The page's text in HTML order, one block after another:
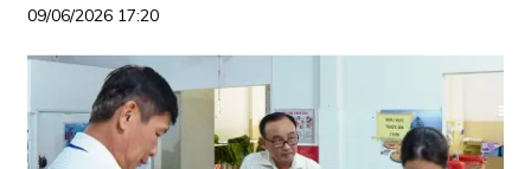
09/06/2026 17:20